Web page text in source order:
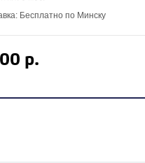
Бесплатно по Минску
р.